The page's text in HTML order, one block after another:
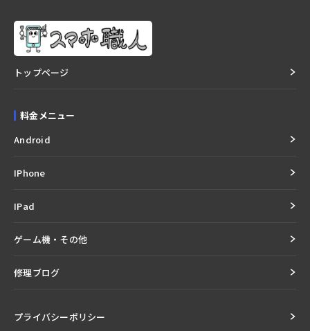
トップページ
料金メニュー
Android
IPhone
IPad
ゲーム機・その他
修理ブログ
プライバシーポリシー